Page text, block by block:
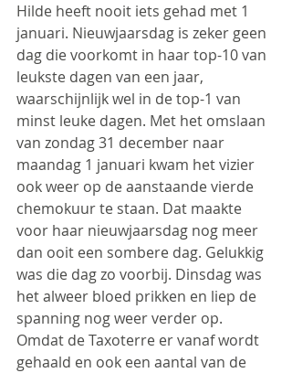
Hilde heeft nooit iets gehad met 1
januari. Nieuwjaarsdag is zeker geen
dag die voorkomt in haar top-10 van
leukste dagen van een jaar,
waarschijnlijk wel in de top-1 van
minst leuke dagen. Met het omslaan
van zondag 31 december naar
maandag 1 januari kwam het vizier
ook weer op de aanstaande vierde
chemokuur te staan. Dat maakte
voor haar nieuwjaarsdag nog meer
dan ooit een sombere dag. Gelukkig
was die dag zo voorbij. Dinsdag was
het alweer bloed prikken en liep de
spanning nog weer verder op.
Omdat de Taxoterre er vanaf wordt
gehaald en ook een aantal van de